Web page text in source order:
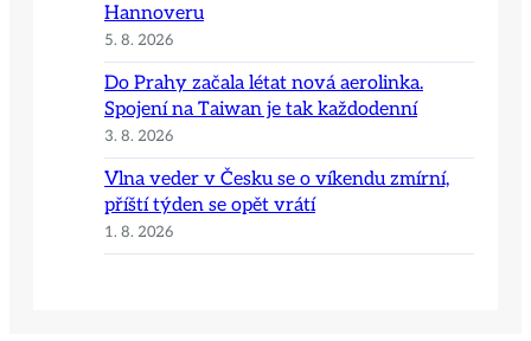
Hannoveru
5. 8. 2026
Do Prahy začala létat nová aerolinka.
Spojení na Taiwan je tak každodenní
3. 8. 2026
Vlna veder v Česku se o víkendu zmírní,
příští týden se opět vrátí
1. 8. 2026